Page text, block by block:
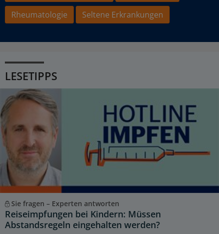
Rheumatologie
Seltene Erkrankungen
LESETIPPS
Sie fragen – Experten antworten
Reiseimpfungen bei Kindern: Müssen
Abstandsregeln eingehalten werden?